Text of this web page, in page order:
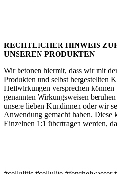
RECHTLICHER HINWEIS
UNSEREN PRODUKTEN
Wir betonen hiermit, dass wir mit
Produkten und selbst hergestellten
Heilwirkungen versprechen
genannten Wirkungsweisen
unsere lieben Kundinnen oder wir
Anwendung gemacht haben. Diese
Einzelnen 1:1 übertragen werden,